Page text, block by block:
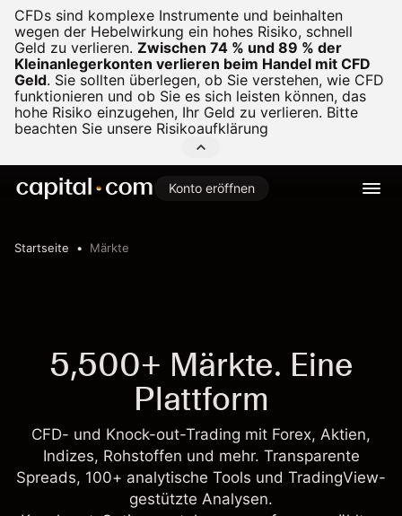
CFDs sind komplexe Instrumente und beinhalten
wegen der Hebelwirkung ein hohes Risiko, schnell
Geld zu verlieren. Zwischen 74 % und 89 % der
Kleinanlegerkonten verlieren beim Handel mit CFD
Geld. Sie sollten überlegen, ob Sie verstehen, wie CFD
funktionieren und ob Sie es sich leisten können, das
hohe Risiko einzugehen, Ihr Geld zu verlieren. Bitte
beachten Sie unsere Risikoaufklärung
Konto eröffnen
Startseite Märkte
5,500+ Märkte. Eine
Plattform
CFD- und Knock-out-Trading mit Forex, Aktien,
Indizes, Rohstoffen und mehr. Transparente
Spreads, 100+ analytische Tools und TradingView-
gestützte Analysen.